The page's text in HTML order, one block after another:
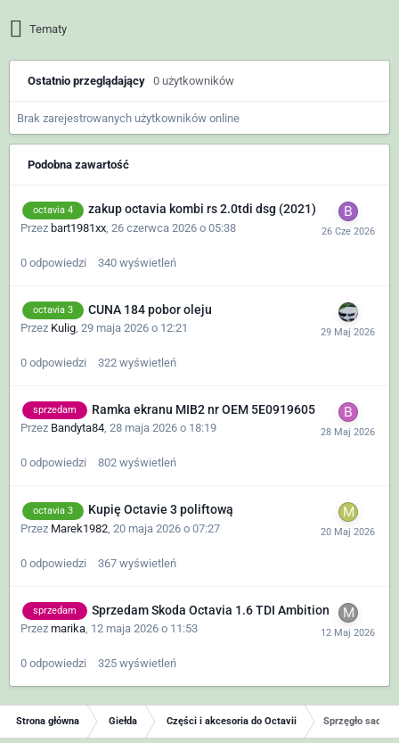
Tematy
Ostatnio przeglądający 0 użytkowników
Brak zarejestrowanych użytkowników online
Podobna zawartość
octavia 4 zakup octavia kombi rs 2.0tdi dsg (2021)
Przez bart1981xx 26 czerwca 2026 o 05:38
0 odpowiedzi 340 wyświetleń
octavia 3 CUNA 184 pobor oleju
Przez Kulig, 29 maja 2026 o 12:21
0 odpowiedzi 322 wyświetleń
sprzedam Ramka ekranu MIB2 nr OEM 5E0919605
Przez Bandyta84, 28 maja 2026 o 18:19
0 odpowiedzi 802 wyświetleń
octavia 3 Kupię Octavie 3 poliftową
Przez Marek1982 20 maja 2026 o 07:27
0 odpowiedzi 367 wyświetleń
sprzedam Sprzedam Skoda Octavia 1.6 TDI Ambition
Przez marika, 12 maja 2026 o 11:53
0 odpowiedzi 325 wyświetleń
Strona główna Giełda Części i akcesoria do Octavii Sprzęgło sachs